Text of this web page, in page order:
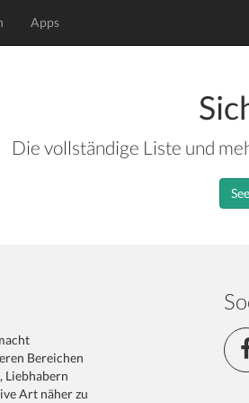
Apps
Die vollständige Liste und
Bereichen
Liebhabern
Art näher zu